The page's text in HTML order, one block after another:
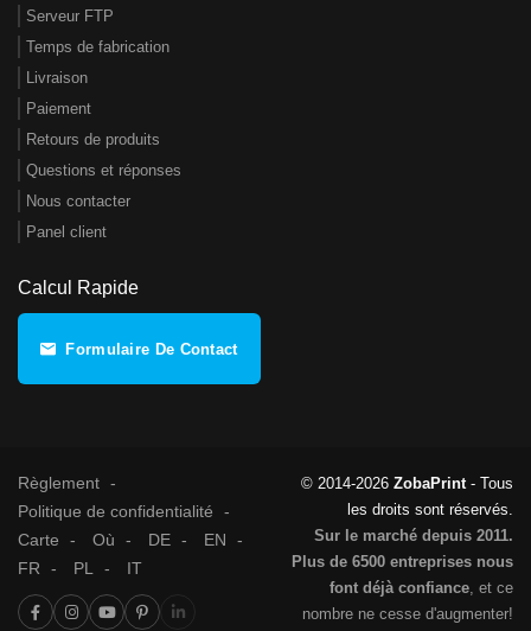
Serveur FTP
Temps de fabrication
Livraison
Paiement
Retours de produits
Questions et réponses
Nous contacter
Panel client
Calcul Rapide
Formulaire De Contact
Règlement
Politique de confidentialité
Carte
Où DE
EN
FR
PL IT
© 2014-2026 ZobaPrint- Tous
les droits sont réservés.
Sur le marché depuis 2011.
Plus de 6500 entreprises nous
font déjà confiance, et ce
nombre ne cesse d'augmenter!